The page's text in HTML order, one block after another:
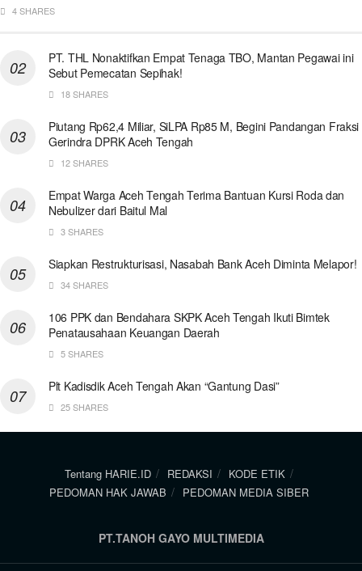
4 SHARES
PT. THL Nonaktifkan Empat Tenaga TBO, Mantan Pegawai ini
Sebut Pemecatan Sepihak!
18 SHARES
Piutang Rp62,4 Miliar, SiLPA Rp85 M, Begini Pandangan Fraksi
Gerindra DPRK Aceh Tengah
12 SHARES
Empat Warga Aceh Tengah Terima Bantuan Kursi Roda dan
Nebulizer dari Baitul Mal
3 SHARES
Siapkan Restrukturisasi, Nasabah Bank Aceh Diminta Melapor!
34 SHARES
106 PPK dan Bendahara SKPK Aceh Tengah Ikuti Bimtek
Penatausahaan Keuangan Daerah
5 SHARES
Plt Kadisdik Aceh Tengah Akan “Gantung Dasi”
25 SHARES
Tentang HARIE.ID REDAKSI
KODE ETIK
PEDOMAN HAK JAWAB
PEDOMAN MEDIA SIBER
PT.TANOH GAYO MULTIMEDIA